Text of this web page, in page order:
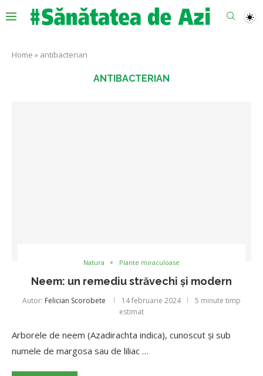
Home » antibacterian
ANTIBACTERIAN
Natura Plante miraculoase
Neem: un remediu străvechi și modern
Autor: Felician Scorobete 14 februarie 2024
5 minute timp
estimat
Arborele de neem (Azadirachta indica), cunoscut și sub
numele de margosa sau de liliac …